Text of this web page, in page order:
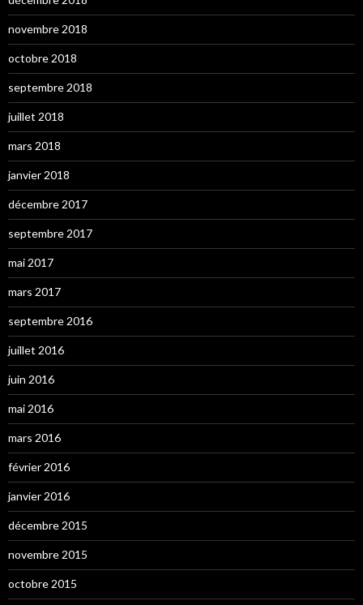
novembre 2018
octobre 2018
septembre 2018
juillet 2018
mars 2018
janvier 2018
décembre 2017
septembre 2017
mai 2017
mars 2017
septembre 2016
juillet 2016
juin 2016
mai 2016
mars 2016
février 2016
janvier 2016
décembre 2015
novembre 2015
octobre 2015